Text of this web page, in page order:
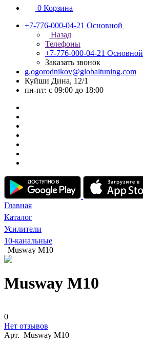
0 Корзина
+7-776-000-04-21 Основной
Назад
Телефоны
+7-776-000-04-21 Основной
Заказать звонок
g.ogorodnikov@globaltuning.com
Куйши Дина, 12/1
пн-пт: с 09:00 до 18:00
Главная
Каталог
Усилители
10-канальные
Musway M10
Musway M10
0
Нет отзывов
Арт. Musway M10